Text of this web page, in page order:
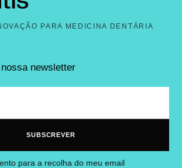
PARA MEDICINA DENTÁRIA
newsletter
para a recolha do meu email